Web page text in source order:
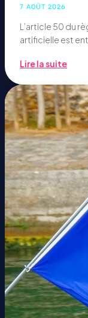
7 AOÛT 2026
L’article 50 du
artificielle est
Lire la suite